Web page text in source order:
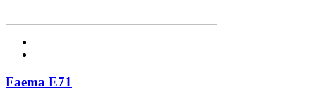
Faema E71